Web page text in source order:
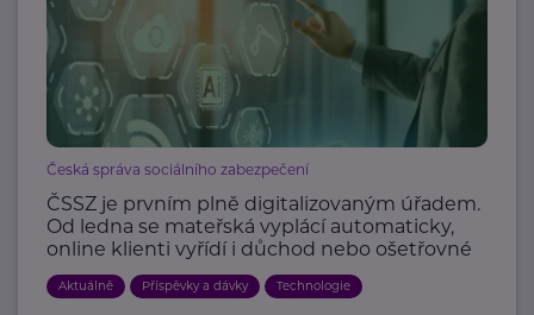
Česká správa sociálního zabezpečení
ČSSZ je prvním plně digitalizovaným úřadem.
Od ledna se mateřská vyplácí automaticky,
online klienti vyřídí i důchod nebo ošetřovné
Aktuálně Příspěvky a dávky Technologie